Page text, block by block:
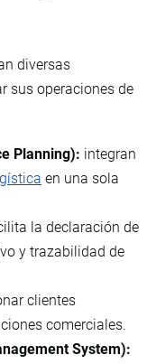
diversas
sus operaciones de
Planning): integran
en una sola
la declaración de
y trazabilidad de
clientes
comerciales.
System):